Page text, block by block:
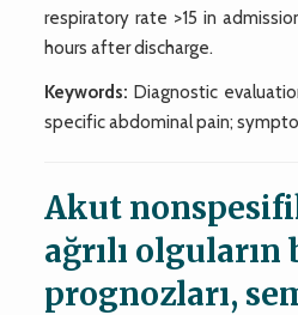
respiratory rate >15 in
hours after discharge.
Keywords: Diagnostic
specific abdominal pain;
Akut
ağrılı olguların
prognozları,